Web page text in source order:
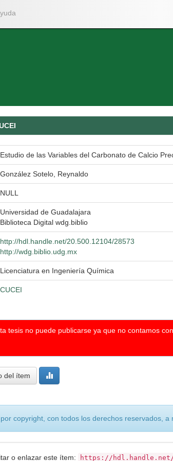
Estudio de las Variables del Carbonato de Calcio
González Sotelo, Reynaldo
NULL
Universidad de Guadalajara
Biblioteca Digital wdg.biblio
http://hdl.handle.net/20.500.12104/28573
http://wdg.biblio.udg.mx
Licenciatura en Ingeniería Química
CUCEI
tesis no puede publicarse ya que no contamos
del ítem
copyright, con todos los derechos reservados, a
o enlazar este ítem: https://hdl.handle.net/